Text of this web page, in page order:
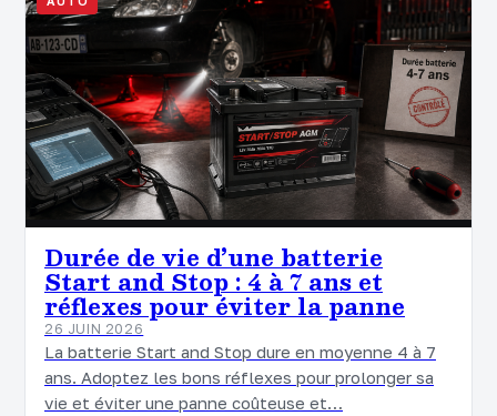
Durée de vie d’une batterie
Start and Stop : 4 à 7 ans et
réflexes pour éviter la panne
26 JUIN 2026
La batterie Start and Stop dure en moyenne 4 à 7
ans. Adoptez les bons réflexes pour prolonger sa
vie et éviter une panne coûteuse et…